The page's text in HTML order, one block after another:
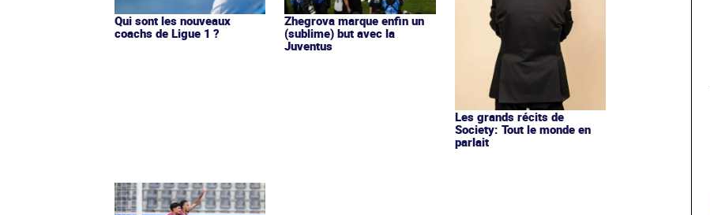
Qui sont les nouveaux
coachs de Ligue 1 ?
Zhegrova marque enfin un
(sublime) but avec la
Juventus
Les grands récits de
Society: Tout le monde en
parlait